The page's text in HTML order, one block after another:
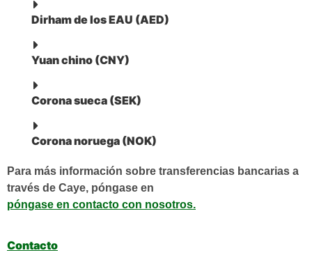
Dirham de los EAU (AED)
Yuan chino (CNY)
Corona sueca (SEK)
Corona noruega (NOK)
Para más información sobre transferencias bancarias a
través de Caye, póngase en
póngase en contacto con nosotros.
Contacto